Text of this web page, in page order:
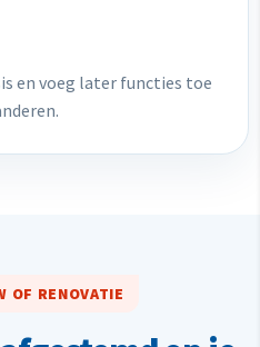
en voeg later functies toe
OF RENOVATIE